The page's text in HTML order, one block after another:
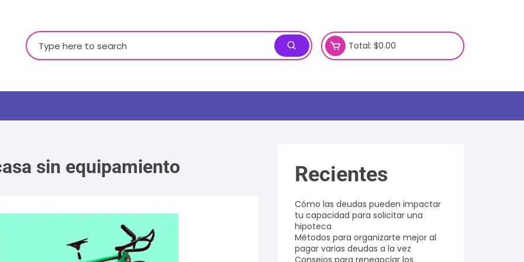
Buscar:
Total: $0.00
sin equipamiento Recientes
Cómo las deudas pueden impactar
tu capacidad para solicitar una
hipoteca
Métodos para organizarte mejor al
pagar varias deudas a la vez
Consejos para renegociar los